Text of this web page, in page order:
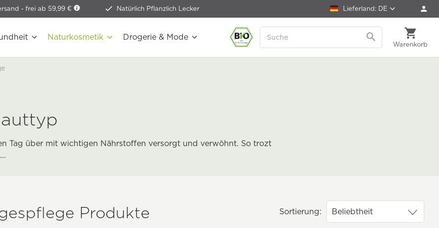
- frei ab 59,99 € Natürlich Pflanzlich Lecker Lieferland: DE
Warenkorb
Naturkosmetik Drogerie & Mode
Tag über mit wichtigen Nährstoffen versorgt und verwöhnt. So trozt
Produkte Sortierung: